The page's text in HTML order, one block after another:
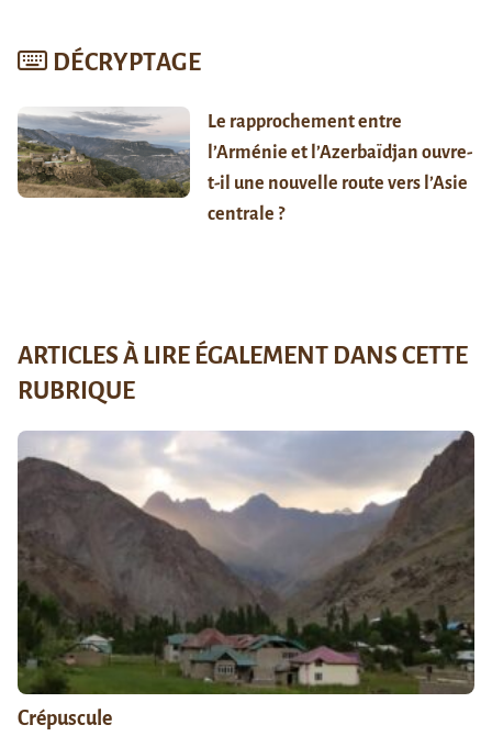
DÉCRYPTAGE
Le rapprochement entre
l’Arménie et l’Azerbaïdjan ouvre-
t-il une nouvelle route vers l’Asie
centrale ?
ARTICLES À LIRE ÉGALEMENT DANS CETTE
RUBRIQUE
Crépuscule